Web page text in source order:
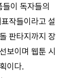
이 독자들의
작들이라고 설
판타지까지 장
보이며 웹툰 시
이다.